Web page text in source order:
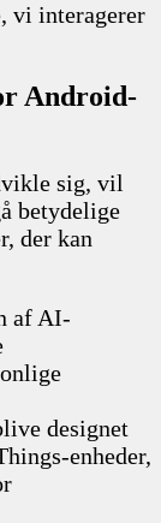
vi interagerer
Android-
sig, vil
betydelige
der kan
af AI-
designet
enheder,